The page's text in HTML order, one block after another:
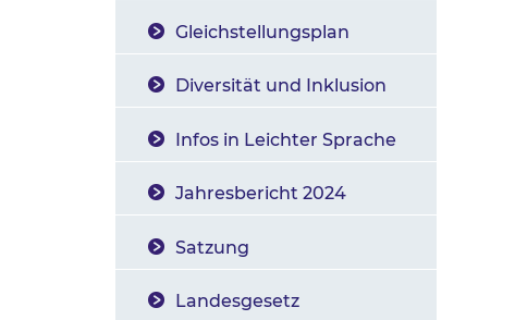
Gleichstellungsplan
Diversität und Inklusion
Infos in Leichter Sprache
Jahresbericht 2024
Satzung
Landesgesetz